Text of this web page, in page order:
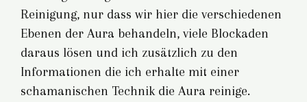
Reinigung, nur dass wir hier die verschiedenen
Ebenen der Aura behandeln, viele Blockaden
daraus lösen und ich zusätzlich zu den
Informationen die ich erhalte mit einer
schamanischen Technik die Aura reinige.